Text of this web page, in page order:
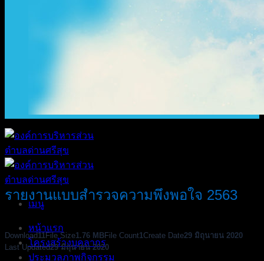
เมนู
หน้าแรก
โครงสร้างบุคลากร
ประมวลภาพกิจกรรม
รายงานแบบสำรวจความพึงพอใจ 2563
Download 11 File Size1.76 MBFile Count1 Create Date29 มิถุนายน 2020
Last Updated29 มิถุนายน 2020